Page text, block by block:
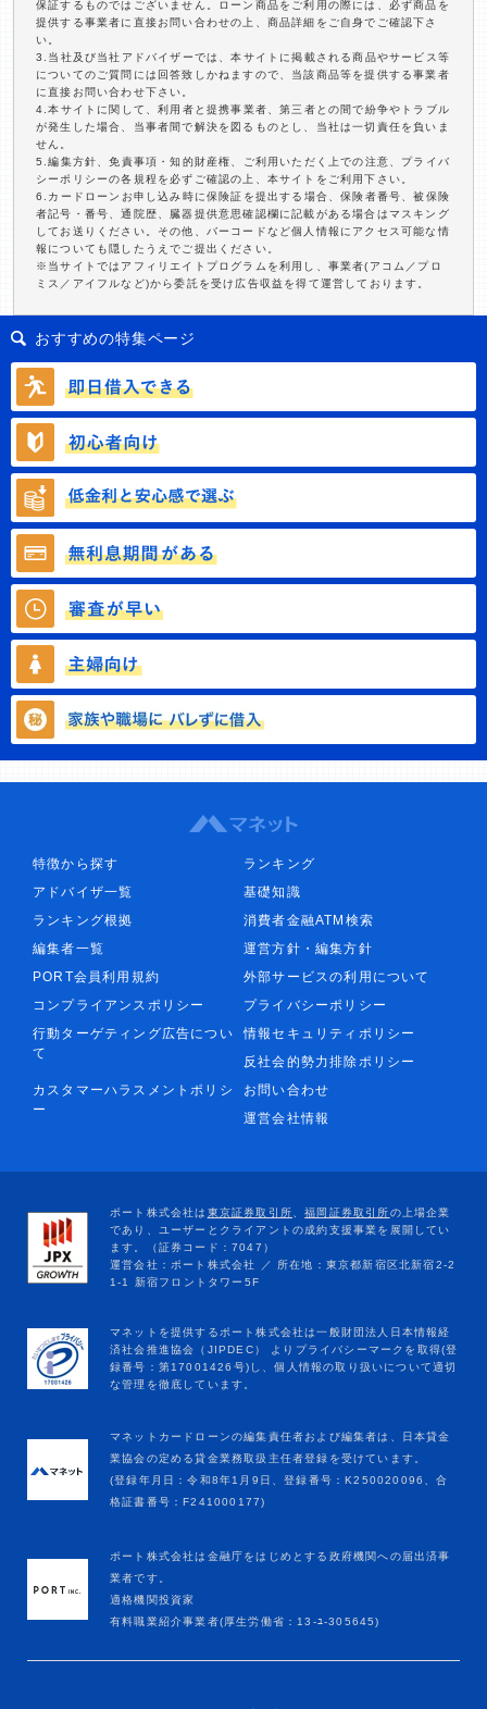
保証するものではございません。ローン商品をご利用の際には、必ず商品を
提供する事業者に直接お問い合わせの上、商品詳細をご自身でご確認下さ
い。
3.当社及び当社アドバイザーでは、本サイトに掲載される商品やサービス等
についてのご質問には回答致しかねますので、当該商品等を提供する事業者
に直接お問い合わせ下さい。
4.本サイトに関して、利用者と提携事業者、第三者との間で紛争やトラブル
が発生した場合、当事者間で解決を図るものとし、当社は一切責任を負いま
せん。
5.編集方針、免責事項・知的財産権、ご利用いただく上での注意、プライバ
シーポリシーの各規程を必ずご確認の上、本サイトをご利用下さい。
6.カードローンお申し込み時に保険証を提出する場合、保険者番号、被保険
者記号・番号、通院歴、臓器提供意思確認欄に記載がある場合はマスキング
してお送りください。その他、バーコードなど個人情報にアクセス可能な情
報についても隠したうえでご提出ください。
※当サイトではアフィリエイトプログラムを利用し、事業者(アコム／プロ
ミス／アイフルなど)から委託を受け広告収益を得て運営しております。
おすすめの特集ページ
特徴から探す
ランキング
アドバイザ一覧
基礎知識
ランキング根拠
消費者金融ATM検索
編集者一覧
運営方針・編集方針
PORT会員利用規約
外部サービスの利用について
コンプライアンスポリシー
プライバシーポリシー
行動ターゲティング広告につい
て
情報セキュリティポリシー
反社会的勢力排除ポリシー
カスタマーハラスメントポリシ
ー
お問い合わせ
運営会社情報
マネットカードローンの編集責任者および編集者は、日本貸金
業協会の定める貸金業務取扱主任者登録を受けています。
(登録年月日：令和8年1月9日、登録番号：K250020096、合
格証書番号：F241000177)
ポート株式会社は金融庁をはじめとする政府機関への届出済事
業者です。
適格機関投資家
有料職業紹介事業者(厚生労働省：13-ﾕ-305645)